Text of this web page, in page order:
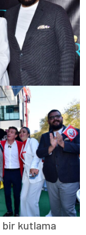
bir kutlama